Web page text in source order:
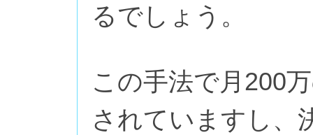
るでしょう。
この手法で月200
されていますし、